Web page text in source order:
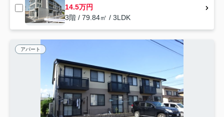
14.5万円
3階 / 79.84㎡ / 3LDK
アパート